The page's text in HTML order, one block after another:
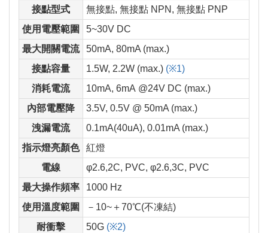
接點型式
無接點, 無接點 NPN, 無接點 PNP
使用電壓範圍
5~30V DC
最大開關電流
50mA, 80mA (max.)
接點容量
1.5W, 2.2W (max.) (※1)
消耗電流
10mA, 6mA @24V DC (max.)
內部電壓降
3.5V, 0.5V @ 50mA (max.)
洩漏電流
0.1mA(40uA), 0.01mA (max.)
指示燈亮顏色
紅燈
電線
φ2.6,2C, PVC, φ2.6,3C, PVC
最大操作頻率
1000 Hz
使用溫度範圍
－10~＋70℃(不凍結)
耐衝擊
50G (※2)